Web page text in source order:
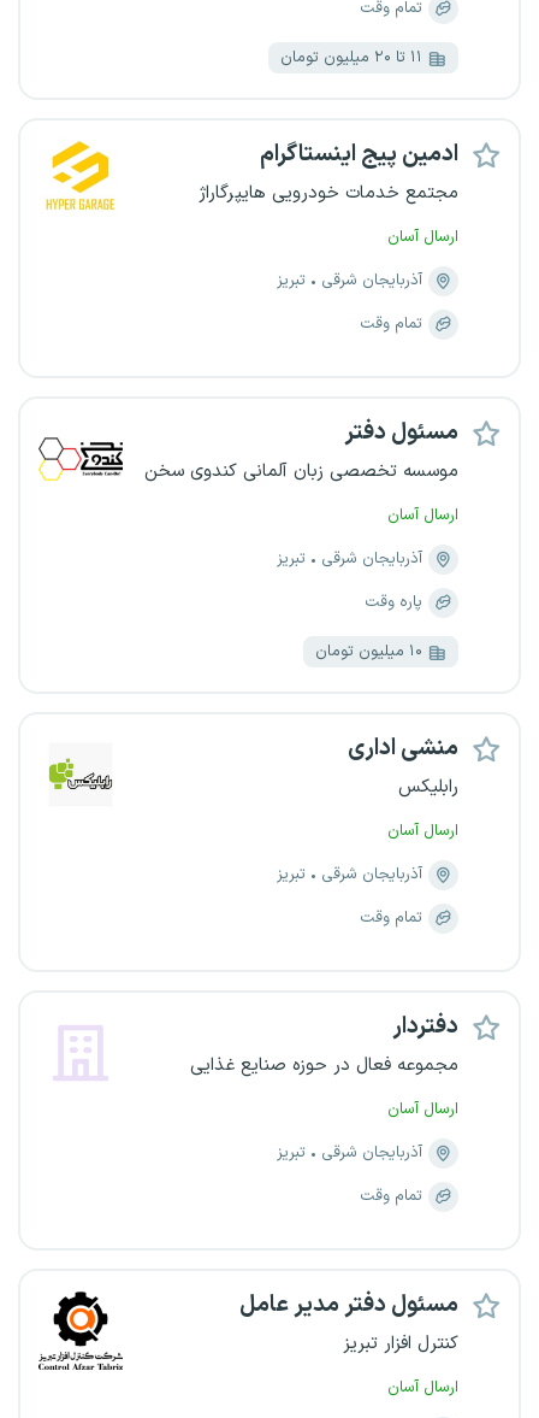
تمام وقت
۱۱ تا ۲۰ میلیون تومان
ادمین پیج اینستاگرام
مجتمع خدمات خودرویی هایپرگاراژ
ارسال آسان
آذربایجان شرقی
تبریز
تمام وقت
مسئول دفتر
موسسه تخصصی زبان آلمانی کندوی سخن
ارسال آسان
آذربایجان شرقی
تبریز
پاره وقت
۱۰ میلیون تومان
منشی اداری
رابلیکس
ارسال آسان
آذربایجان شرقی
تبریز
تمام وقت
دفتردار
مجموعه فعال در حوزه صنایع غذایی
ارسال آسان
آذربایجان شرقی
تبریز
تمام وقت
مسئول دفتر مدیر عامل
کنترل افزار تبریز
ارسال آسان